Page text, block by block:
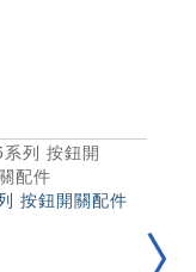
按鈕開關配件